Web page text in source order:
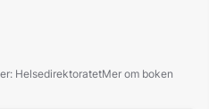
HelsedirektoratetMer om boken